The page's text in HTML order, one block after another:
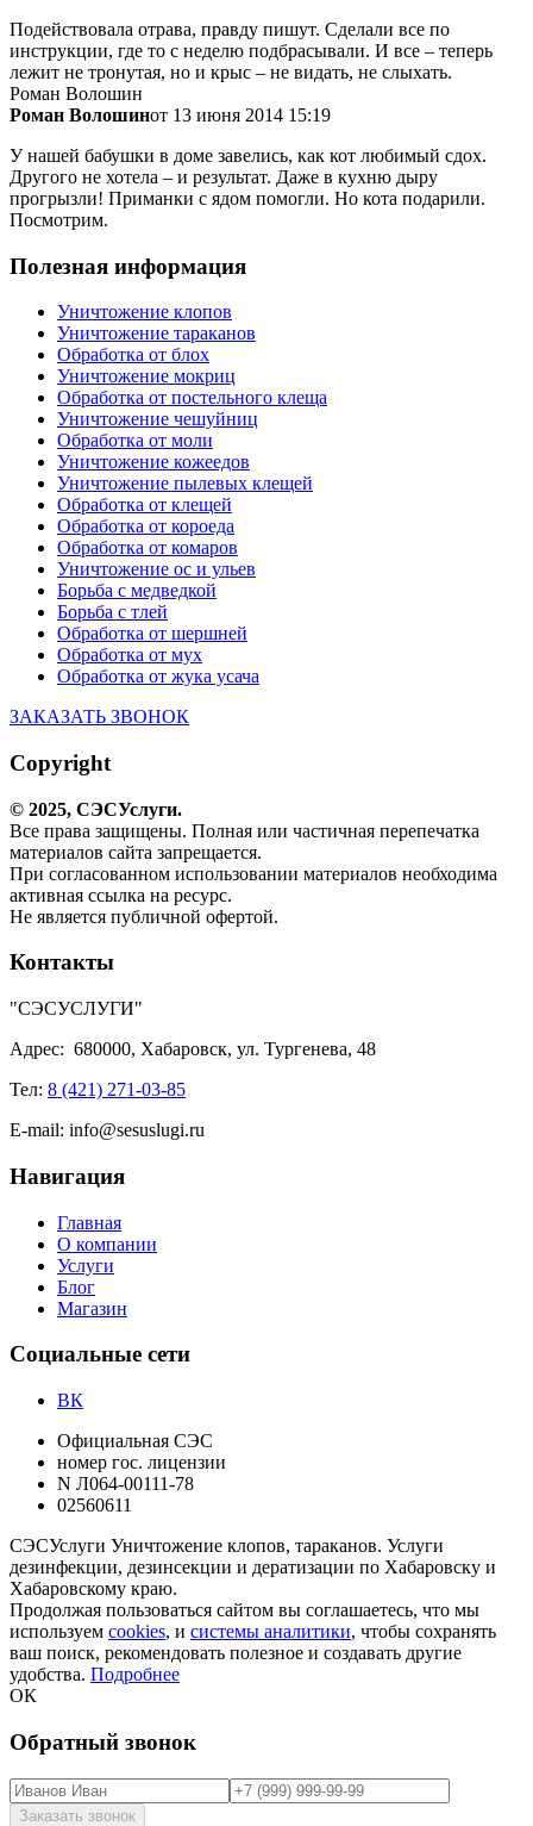
Подействовала отрава, правду пишут. Сделали все по
инструкции, где то с неделю подбрасывали. И все – теперь
лежит не тронутая, но и крыс – не видать, не слыхать.
Роман Волошин
Роман Волошинот 13 июня 2014 15:19
У нашей бабушки в доме завелись, как кот любимый сдох.
Другого не хотела – и результат. Даже в кухню дыру
прогрызли! Приманки с ядом помогли. Но кота подарили.
Посмотрим.
Полезная информация
Уничтожение клопов
Уничтожение тараканов
Обработка от блох
Уничтожение мокриц
Обработка от постельного клеща
Уничтожение чешуйниц
Обработка от моли
Уничтожение кожеедов
Уничтожение пылевых клещей
Обработка от клещей
Обработка от короеда
Обработка от комаров
Уничтожение ос и ульев
Борьба с медведкой
Борьба с тлей
Обработка от шершней
Обработка от мух
Обработка от жука усача
ЗАКАЗАТЬ ЗВОНОК
Copyright
© 2025, СЭСУслуги.
Все права защищены. Полная или частичная перепечатка
материалов сайта запрещается.
При согласованном использовании материалов необходима
активная ссылка на ресурс.
Не является публичной офертой.
Контакты
"СЭСУСЛУГИ"
Адрес: 680000, Хабаровск, ул. Тургенева, 48
Тел: 8 (421) 271-03-85
E-mail: info@sesuslugi.ru
Навигация
Главная
О компании
Услуги
Блог
Магазин
Социальные сети
ВК
Официальная СЭС
номер гос. лицензии
N Л064-00111-78
02560611
СЭСУслуги Уничтожение клопов, тараканов. Услуги
дезинфекции, дезинсекции и дератизации по Хабаровску и
Хабаровскому краю.
Продолжая пользоваться сайтом вы соглашаетесь, что мы
используем cookies, и системы аналитики, чтобы сохранять
ваш поиск, рекомендовать полезное и создавать другие
удобства. Подробнее
ОК
Обратный звонок